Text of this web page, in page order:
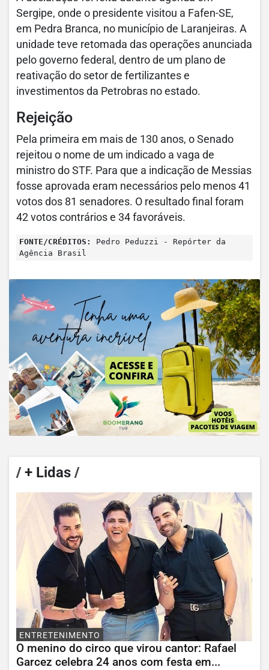
Sergipe, onde o presidente visitou a Fafen-SE,
em Pedra Branca, no município de Laranjeiras. A
unidade teve retomada das operações anunciada
pelo governo federal, dentro de um plano de
reativação do setor de fertilizantes e
investimentos da Petrobras no estado.
Rejeição
Pela primeira em mais de 130 anos, o Senado
rejeitou o nome de um indicado a vaga de
ministro do STF. Para que a indicação de Messias
fosse aprovada eram necessários pelo menos 41
votos dos 81 senadores. O resultado final foram
42 votos contrários e 34 favoráveis.
FONTE/CRÉDITOS:
Pedro Peduzzi - Repórter da
Agência Brasil
/+ Lidas /
ENTRETENIMENTO
O menino do circo que virou cantor: Rafael
Garcez celebra 24 anos com festa em...